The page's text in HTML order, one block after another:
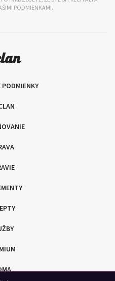
PODMIENKAMI.